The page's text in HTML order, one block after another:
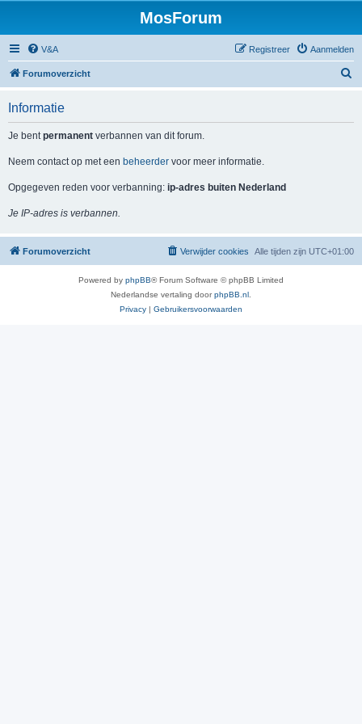
MosForum
V&A Aanmelden
Registreer
Forumoverzicht
Informatie
Je bentpermanent verbannen van dit forum.
Neem contact op met een beheerder voor meer informatie.
Opgegeven reden voor verbanning: ip-adres buiten Nederland
Je IP-adres is verbannen.
Forumoverzicht Alle tijden zijn UTC+01:00
Verwijder cookies
Powered by phpBB® Forum Software © phpBB Limited
Nederlandse vertaling doorphpBB.nl
Privacy | Gebruikersvoorwaarden